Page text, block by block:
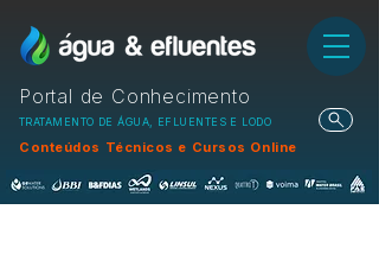
Portal de Conhecimento
TRATAMENTO DE ÁGUA, EFLUENTES E LODO
Conteúdos Técnicos e Cursos Online